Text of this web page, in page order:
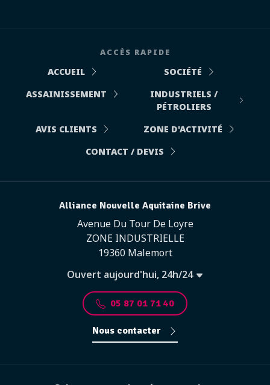
ACCÈS RAPIDE
ACCUEIL
SOCIÉTÉ
ASSAINISSEMENT
INDUSTRIELS /
PÉTROLIERS
AVIS CLIENTS
ZONE D'ACTIVITÉ
CONTACT / DEVIS
Alliance Nouvelle Aquitaine Brive
Avenue Du Tour De Loyre
ZONE INDUSTRIELLE
19360 Malemort
Ouvert aujourd'hui, 24h/24
05 87 01 71 40
Nous contacter